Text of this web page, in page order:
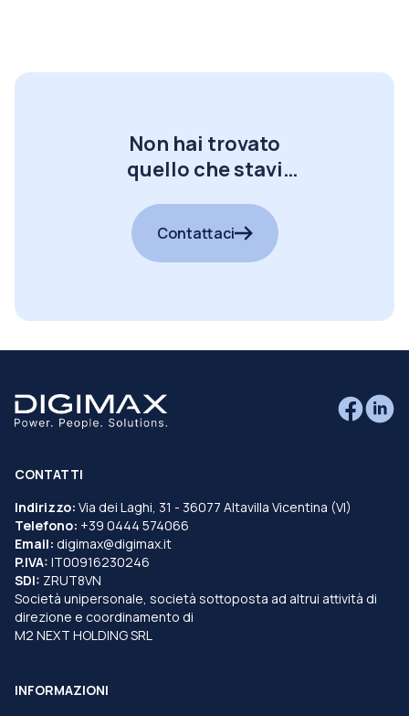
Non hai trovato
quello che stavi
Contattaci
CONTATTI
Indirizzo: Via dei Laghi, 31 - 36077 Altavilla Vicentina (VI)
Telefono: +39 0444 574066
Email: digimax@digimax.it
P.IVA: IT00916230246
SDI: ZRUT8VN
Società unipersonale, società sottoposta ad altrui attività di
direzione e coordinamento di
M2 NEXT HOLDING SRL
INFORMAZIONI